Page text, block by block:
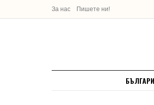
За нас Пишете ни!